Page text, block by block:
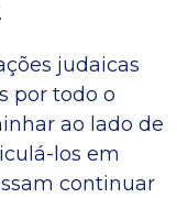
judaicas
por todo o
ao lado de
los em
continuar